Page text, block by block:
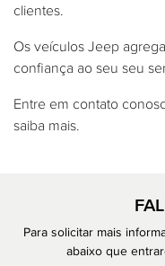
clientes.
Os veículos Jeep
confiança ao seu seu
Entre em contato
saiba mais.
Para solicitar mais
abaixo que